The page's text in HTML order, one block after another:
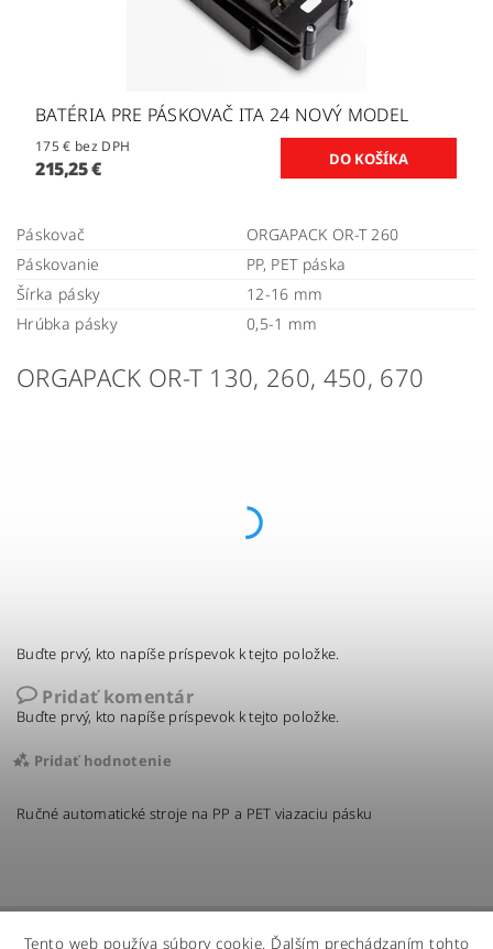
BATÉRIA PRE PÁSKOVAČ ITA 24 NOVÝ MODEL
175 € bez DPH
215,25 €
Páskovač
ORGAPACK OR-T 260
Páskovanie
PP, PET páska
Šírka pásky
12-16 mm
Hrúbka pásky
0,5-1 mm
ORGAPACK OR-T 130, 260, 450, 670
Buďte prvý, kto napíše príspevok k tejto položke.
Pridať komentár
Buďte prvý, kto napíše príspevok k tejto položke.
Pridať hodnotenie
Ručné automatické stroje na PP a PET viazaciu pásku
Tento web používa súbory cookie. Ďalším prechádzaním tohto